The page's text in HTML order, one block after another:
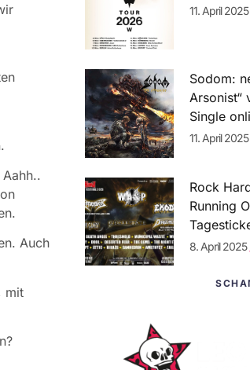
Auch
mit
11. April 2025
Sodom:
Arsonist“
Single
11. April 2025
Rock
Running
8. April 2025